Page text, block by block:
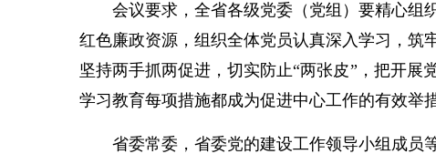
会议要求，全省各级党委（党组）要精心组织
红色廉政资源，组织全体党员认真深入学习，筑
坚持两手抓两促进，切实防止“两张皮”，把开
学习教育每项措施都成为促进中心工作的有效举措
省委常委，省委党的建设工作领导小组成员等